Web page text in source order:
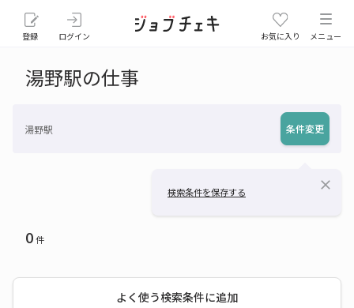
登録 ログイン お気に入り メニュー
湯野駅の仕事
湯野駅 条件変更
検索条件を保存する close
0件
よく使う検索条件に追加